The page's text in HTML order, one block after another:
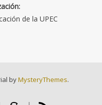
de la UPEC
byMysteryThemes.